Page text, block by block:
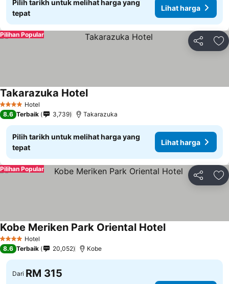
Pilih tarikh untuk melihat harga yang
tepat
Lihat harga
Kongsi
Pilihan Popular
4 BintangHotel
Takarazuka Hotel
8.6 Terbaik 3,739 Takarazuka
Pilih tarikh untuk melihat harga yang
tepat
Lihat harga
Kongsi
Pilihan Popular
4 BintangHotel
Kobe Meriken Park Oriental Hotel
8.6 Terbaik 20,052 Kobe
Dari RM 315